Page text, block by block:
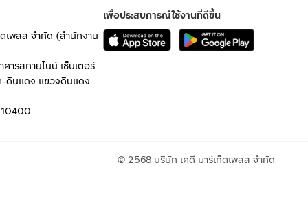
เพลส จำกัด (สำนักงาน
ารสกายไนน์ เซ็นเตอร์
ดินแดง แขวงดินแดง
เพื่อประสบการณ์ใช้งานที่ดีขึ้น
© 2568 บริษัท เคดี มาร์เก็ตเพลส จำกัด